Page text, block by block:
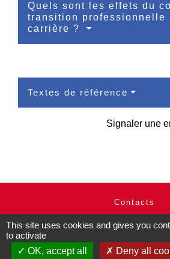
Quels sont les effets du
transition professionnelle
carrière ?
Textes de référence
Signaler une
Contacts
2 rue des
27130 Pullay -
+33 2 32 32 18 58
This site uses cookies and gives you
to activate
OK, accept all
Deny all